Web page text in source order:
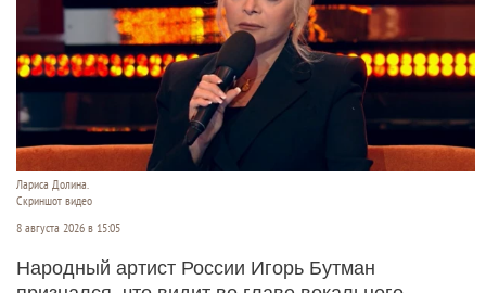
Лариса Долина.
Скриншот видео
8 августа 2026 в 15:05
Народный артист России Игорь Бутман